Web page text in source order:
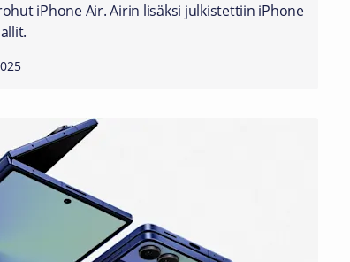
iPhone Air. Airin lisäksi julkistettiin iPhone